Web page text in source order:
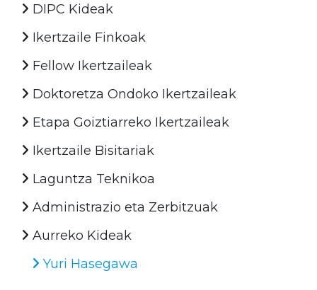
DIPC Kideak
Ikertzaile Finkoak
Fellow Ikertzaileak
Doktoretza Ondoko Ikertzaileak
Etapa Goiztiarreko Ikertzaileak
Ikertzaile Bisitariak
Laguntza Teknikoa
Administrazio eta Zerbitzuak
Aurreko Kideak
Yuri Hasegawa